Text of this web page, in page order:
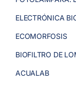
ELECTRÓNICA
ECOMORFOSIS
BIOFILTRO DE
ACUALAB